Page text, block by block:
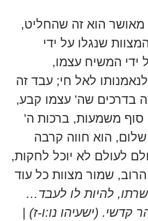
מאושר הוא זה שהחליט,
שנגלו על ידי
ידי המשיח עצמו,
לאל חי; עבד זה
בדרכים שה’ עצמו קבע,
סוף משמעות, ברכות ה’
הוא חווה קרבה
לעולם לא יוכל לחקות,
שמור מצוות כל עוד
להיות לו לעבד…
קדשי. (ישעיהו נו:ו-ז) |